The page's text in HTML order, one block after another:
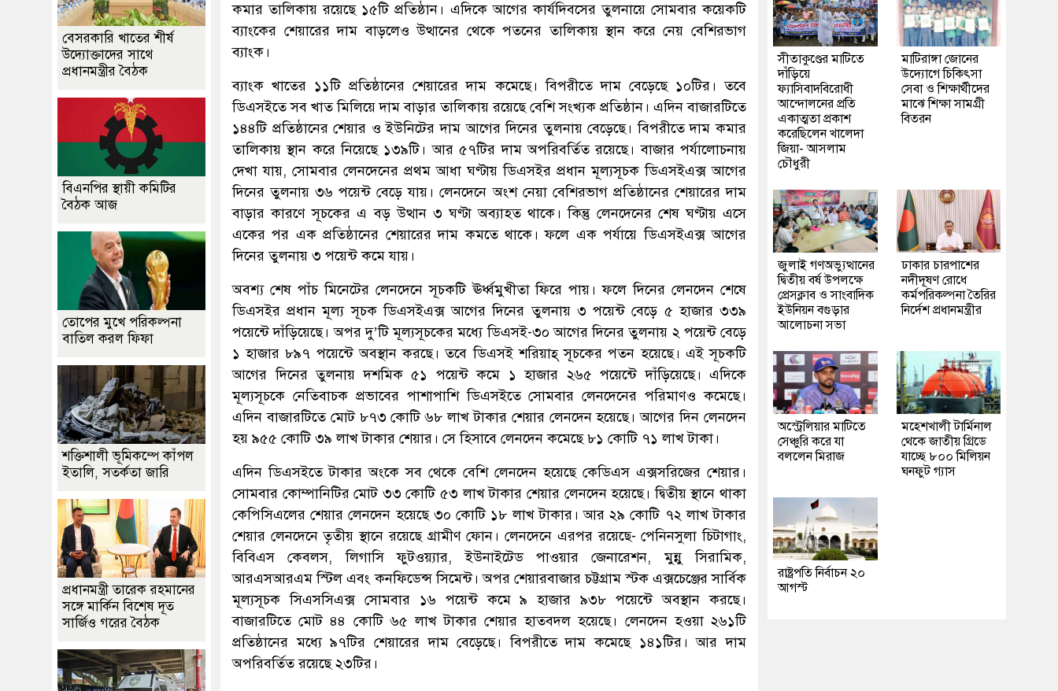
কমার তালিকায় রয়েছে ১৫টি প্রতিষ্ঠান। এদিকে আগের কার্যদিবসের তুলনায়ে সোমবার কয়েকটি
ব্যাংকের শেয়ারের দাম বাড়লেও উত্থানের থেকে পতনের তালিকায় স্থান করে নেয় বেশিরভাগ
ব্যাংক।
ব্যাংক খাতের ১১টি প্রতিষ্ঠানের শেয়ারের দাম কমেছে। বিপরীতে দাম বেড়েছে ১০টির। তবে
ডিএসইতে সব খাত মিলিয়ে দাম বাড়ার তালিকায় রয়েছে বেশি সংখ্যক প্রতিষ্ঠান। এদিন বাজারটিতে
১৪৪টি প্রতিষ্ঠানের শেয়ার ও ইউনিটের দাম আগের দিনের তুলনায় বেড়েছে। বিপরীতে দাম কমার
তালিকায় স্থান করে নিয়েছে ১৩৯টি। আর ৫৭টির দাম অপরিবর্তিত রয়েছে। বাজার পর্যালোচনায়
দেখা যায়, সোমবার লেনদেনের প্রথম আধা ঘণ্টায় ডিএসইর প্রধান মূল্যসূচক ডিএসইএক্স আগের
দিনের তুলনায় ৩৬ পয়েন্ট বেড়ে যায়। লেনদেনে অংশ নেয়া বেশিরভাগ প্রতিষ্ঠানের শেয়ারের দাম
বাড়ার কারণে সূচকের এ বড় উত্থান ৩ ঘণ্টা অব্যাহত থাকে। কিন্তু লেনদেনের শেষ ঘণ্টায় এসে
একের পর এক প্রতিষ্ঠানের শেয়ারের দাম কমতে থাকে। ফলে এক পর্যায়ে ডিএসইএক্স আগের
দিনের তুলনায় ৩ পয়েন্ট কমে যায়।
অবশ্য শেষ পাঁচ মিনেটের লেনদেনে সূচকটি ঊর্ধ্বমুখীতা ফিরে পায়। ফলে দিনের লেনদেন শেষে
ডিএসইর প্রধান মূল্য সূচক ডিএসইএক্স আগের দিনের তুলনায় ৩ পয়েন্ট বেড়ে ৫ হাজার ৩৩৯
পয়েন্টে দাঁড়িয়েছে। অপর দু’টি মূল্যসূচকের মধ্যে ডিএসই-৩০ আগের দিনের তুলনায় ২ পয়েন্ট বেড়ে
১ হাজার ৮৯৭ পয়েন্টে অবস্থান করছে। তবে ডিএসই শরিয়াহ্ সূচকের পতন হয়েছে। এই সূচকটি
আগের দিনের তুলনায় দশমিক ৫১ পয়েন্ট কমে ১ হাজার ২৬৫ পয়েন্টে দাঁড়িয়েছে। এদিকে
মূল্যসূচকে নেতিবাচক প্রভাবের পাশাপাশি ডিএসইতে সোমবার লেনদেনের পরিমাণও কমেছে।
এদিন বাজারটিতে মোট ৮৭৩ কোটি ৬৮ লাখ টাকার শেয়ার লেনদেন হয়েছে। আগের দিন লেনদেন
হয় ৯৫৫ কোটি ৩৯ লাখ টাকার শেয়ার। সে হিসাবে লেনদেন কমেছে ৮১ কোটি ৭১ লাখ টাকা।
এদিন ডিএসইতে টাকার অংকে সব থেকে বেশি লেনদেন হয়েছে কেডিএস এক্সসরিজের শেয়ার।
সোমবার কোম্পানিটির মোট ৩৩ কোটি ৫৩ লাখ টাকার শেয়ার লেনদেন হয়েছে। দ্বিতীয় স্থানে থাকা
কেপিসিএলের শেয়ার লেনদেন হয়েছে ৩০ কোটি ১৮ লাখ টাকার। আর ২৯ কোটি ৭২ লাখ টাকার
শেয়ার লেনদেনে তৃতীয় স্থানে রয়েছে গ্রামীণ ফোন। লেনদেনে এরপর রয়েছে- পেনিনসুলা চিটাগাং,
বিবিএস কেবলস, লিগাসি ফুটওয়্যার, ইউনাইটেড পাওয়ার জেনারেশন, মুন্নু সিরামিক,
আরএসআরএম স্টিল এবং কনফিডেন্স সিমেন্ট। অপর শেয়ারবাজার চট্টগ্রাম স্টক এক্সচেঞ্জের সার্বিক
মূল্যসূচক সিএসসিএক্স সোমবার ১৬ পয়েন্ট কমে ৯ হাজার ৯৩৮ পয়েন্টে অবস্থান করছে।
বাজারটিতে মোট ৪৪ কোটি ৬৫ লাখ টাকার শেয়ার হাতবদল হয়েছে। লেনদেন হওয়া ২৬১টি
প্রতিষ্ঠানের মধ্যে ৯৭টির শেয়ারের দাম বেড়েছে। বিপরীতে দাম কমেছে ১৪১টির। আর দাম
অপরিবর্তিত রয়েছে ২৩টির।
বেসরকারি খাতের শীর্ষ
উদ্যোক্তাদের সাথে
প্রধানমন্ত্রীর বৈঠক
বিএনপির স্থায়ী কমিটির
বৈঠক আজ
তোপের মুখে পরিকল্পনা
বাতিল করল ফিফা
শক্তিশালী ভূমিকম্পে কাঁপল
ইতালি, সতর্কতা জারি
প্রধানমন্ত্রী তারেক রহমানের
সঙ্গে মার্কিন বিশেষ দূত
সার্জিও গরের বৈঠক
সীতাকুণ্ডের মাটিতে
দাঁড়িয়ে
ফ্যাসিবাদবিরোধী
আন্দোলনের প্রতি
একাত্মতা প্রকাশ
করেছিলেন খালেদা
জিয়া- আসলাম
চৌধুরী
মাটিরাঙ্গা জোনের
উদ্যোগে চিকিৎসা
সেবা ও শিক্ষার্থীদের
মাঝে শিক্ষা সামগ্রী
বিতরন
জুলাই গণঅভ্যুত্থানের
দ্বিতীয় বর্ষ উপলক্ষে
প্রেসক্লাব ও সাংবাদিক
ইউনিয়ন বগুড়ার
আলোচনা সভা
ঢাকার চারপাশের
নদীদূষণ রোধে
কর্মপরিকল্পনা তৈরির
নির্দেশ প্রধানমন্ত্রীর
অস্ট্রেলিয়ার মাটিতে
সেঞ্চুরি করে যা
বললেন মিরাজ
মহেশখালী টার্মিনাল
থেকে জাতীয় গ্রিডে
যাচ্ছে ৮০০ মিলিয়ন
ঘনফুট গ্যাস
রাষ্ট্রপতি নির্বাচন ২০
আগস্ট